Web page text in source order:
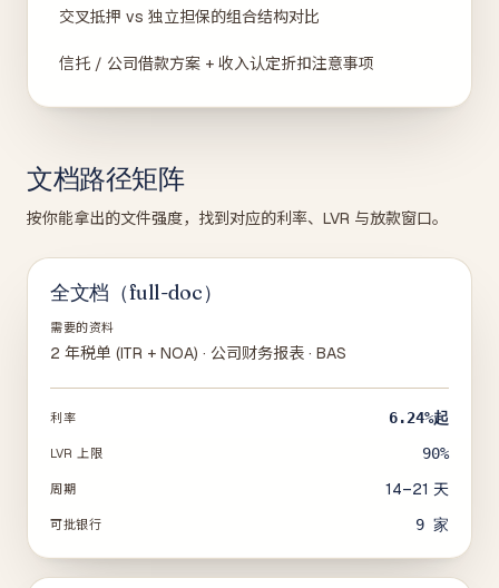
交叉抵押 vs 独立担保的组合结构对比
信托 / 公司借款方案 + 收入认定折扣注意事项
文档路径矩阵
按你能拿出的文件强度，找到对应的利率、LVR 与放款窗口。
全文档（full-doc）
需要的资料
2 年税单 (ITR + NOA) · 公司财务报表 · BAS
利率 6.24%起
LVR 上限 90%
周期 14–21 天
可批银行 9 家